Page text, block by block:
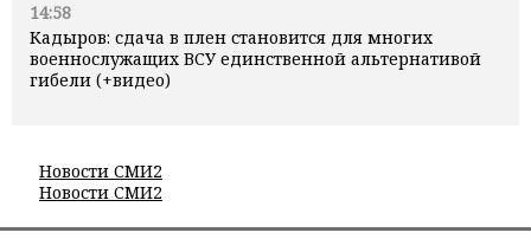
14:58
Кадыров: сдача в плен становится для многих
военнослужащих ВСУ единственной альтернативой
гибели (+видео)
Новости СМИ2
Новости СМИ2